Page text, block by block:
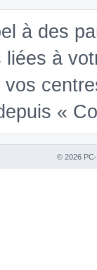
à des
à
«
© 2026